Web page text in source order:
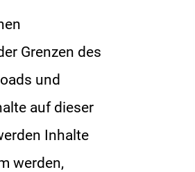
Grenzen des
und
auf dieser
Inhalte
werden,